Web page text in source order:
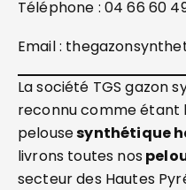
Téléphone : 04 66 60
Email :
La société TGS gazon
reconnu comme étant
pelousesynthétique
livrons toutes nos
secteur des Hautes